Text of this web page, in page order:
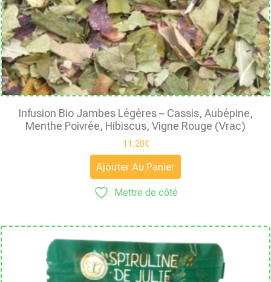
Infusion Bio Jambes Légères – Cassis, Aubépine,
Menthe Poivrée, Hibiscus, Vigne Rouge (Vrac)
11,20€
Ajouter Au Panier
Mettre de côté